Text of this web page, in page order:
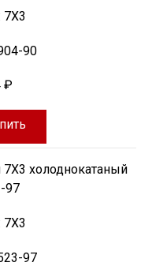
7Х3
90
₽
холоднокатаный
97
7Х3
97